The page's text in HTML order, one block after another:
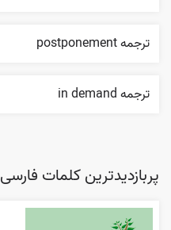
ترجمه postponement
ترجمه in demand
پربازدیدترین کلمات فارسی